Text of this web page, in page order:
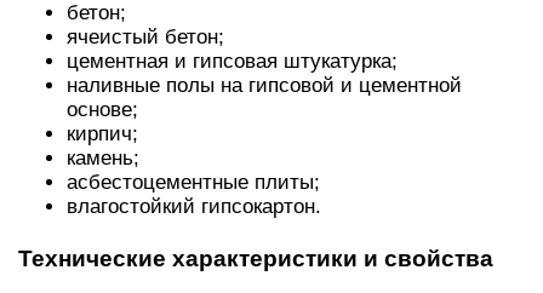
бетон;
ячеистый бетон;
цементная и гипсовая штукатурка;
наливные полы на гипсовой и цементной
основе;
кирпич;
камень;
асбестоцементные плиты;
влагостойкий гипсокартон.
Технические характеристики и свойства